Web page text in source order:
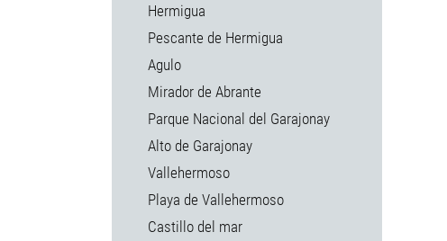
Hermigua
Pescante de Hermigua
Agulo
Mirador de Abrante
Parque Nacional del Garajonay
Alto de Garajonay
Vallehermoso
Playa de Vallehermoso
Castillo del mar